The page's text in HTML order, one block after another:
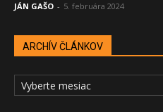
JÁN GAŠO - 5. februára 2024
ARCHÍV ČLÁNKOV
ARCHÍV
ČLÁNKOV